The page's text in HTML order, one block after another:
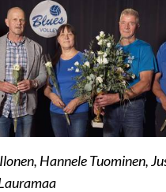
Hannele Tuominen,